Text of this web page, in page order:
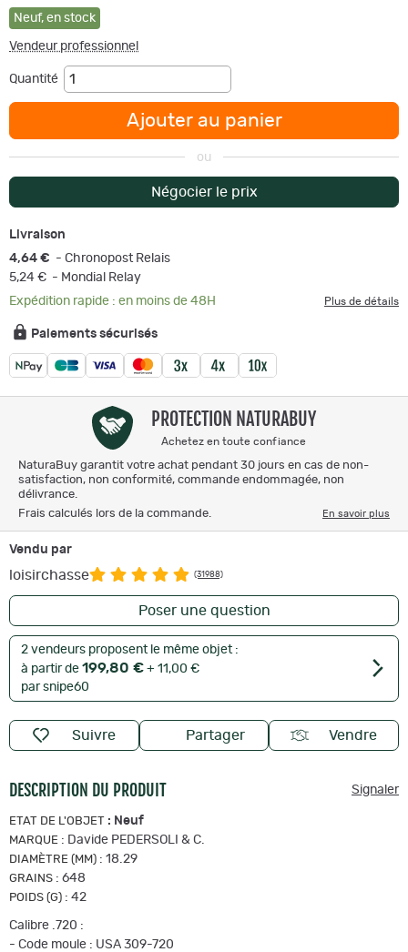
Neuf, en stock
Vendeur professionnel
Quantité
Ajouter au panier
ou
Négocier le prix
Livraison
4,64 € - Chronopost Relais
5,24 € - Mondial Relay
Expédition rapide : en moins de 48H
Plus de détails
Paiements sécurisés
PROTECTION NATURABUY
Achetez en toute confiance
NaturaBuy garantit votre achat pendant 30 jours en cas de non-
satisfaction, non conformité, commande endommagée, non
délivrance.
Frais calculés lors de la commande.
En savoir plus
Vendu par
loisirchasse (31988)
Poser une question
2 vendeurs proposent le même objet :
à partir de 199,80 € + 11,00 €
par snipe60
Suivre Partager Vendre
DESCRIPTION DU PRODUIT Signaler
ETAT DE L'OBJET : Neuf
MARQUE : Davide PEDERSOLI & C.
DIAMÈTRE (MM) : 18.29
GRAINS : 648
POIDS (G) : 42
Calibre .720 :
- Code moule : USA 309-720